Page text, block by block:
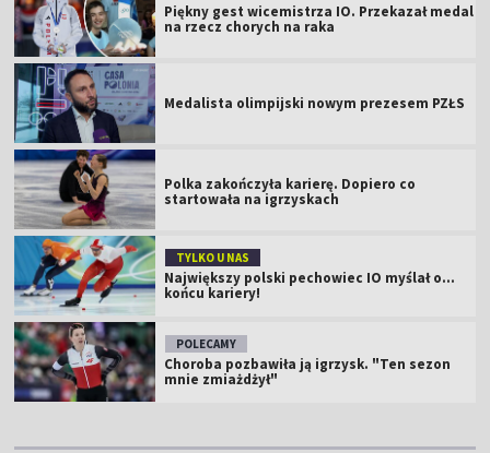
Piękny gest wicemistrza IO. Przekazał medal
na rzecz chorych na raka
Medalista olimpijski nowym prezesem PZŁS
Polka zakończyła karierę. Dopiero co
startowała na igrzyskach
TYLKO U NAS
Największy polski pechowiec IO myślał o...
końcu kariery!
POLECAMY
Choroba pozbawiła ją igrzysk. "Ten sezon
mnie zmiażdżył"